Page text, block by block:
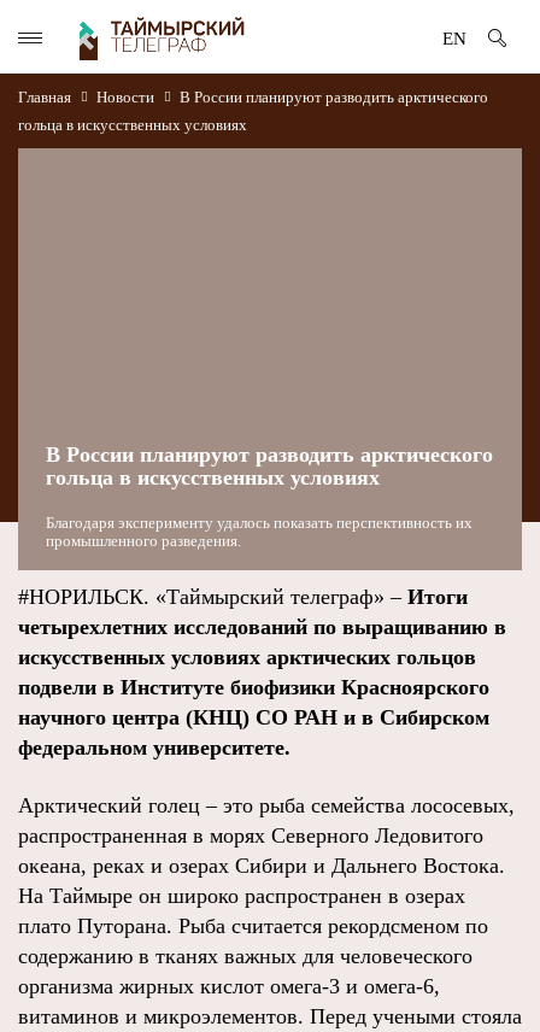
EN
Главная Новости
В России планируют разводить арктического
гольца в искусственных условиях
В России планируют разводить арктического
гольца в искусственных условиях
Благодаря эксперименту удалось показать перспективность их
промышленного разведения.
#НОРИЛЬСК. «Таймырский телеграф» – Итоги
четырехлетних исследований по выращиванию в
искусственных условиях арктических гольцов
подвели в Институте биофизики Красноярского
научного центра (КНЦ) СО РАН и в Сибирском
федеральном университете.
Арктический голец – это рыба семейства лососевых,
распространенная в морях Северного Ледовитого
океана, реках и озерах Сибири и Дальнего Востока.
На Таймыре он широко распространен в озерах
плато Путорана. Рыба считается рекордсменом по
содержанию в тканях важных для человеческого
организма жирных кислот омега-3 и омега-6,
витаминов и микроэлементов. Перед учеными стояла